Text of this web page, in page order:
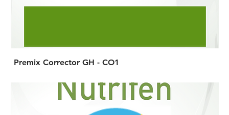
Premix Corrector GH - CO1